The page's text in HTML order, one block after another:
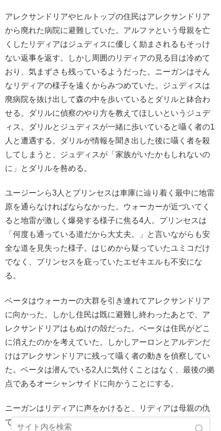
アレクサンドリアやヒルトップの住民はアレクサンドリア
から廃れた病院に避難していた。アルファという母親を亡
くしたリディアはジュディスに優しく励まされるもそっけ
ない返事を返す。しかし周囲のリディアの見る目は冷めて
おり、気まずさも残っているようだった。ニーガンはそん
なリディアの様子を遠くからみつめていた。ジュディスは
廃病院を抜け出して森の中を歩いているとダリルと鉢合わ
せる。ダリルに偵察のやり方を教えてほしいというジュデ
ィス。ダリルとジュディスが一緒に歩いていると囁く者の1
人と遭遇する。ダリルが情報を聞き出した後に囁く者を殺
してしまうと、ジュディスが「家族がいたかもしれないの
に」とダリルを咎める。
ユージーンら3人とプリンセスは車庫に辿り着く最中に地雷
原を通らなければならなかった。ウォーカーが近づいてく
ると地雷が激しく爆発する様子に焦る4人。プリンセスは
「何度も通っている道だから大丈夫。」と言いながらも安
全な道を見失った様子。はじめから疑っていたユミコだけ
でなく、プリンセスを庇っていたエゼキエルも不安にな
る。
ベータはウォーカーの大群を引き連れてアレクサンドリア
に向かった。しかし住民は既に避難し終わったあとで、ア
レクサンドリアはもぬけの殻だった。ベータは住民がどこ
に消えたのかを考えていた。しかしアーロンとアルデンだ
けはアレクサンドリアに残って囁く者の動きを偵察してい
た。ベータは潜んでいる2人に気付くことはなく、最後の拠
点であるオーシャンサイドに向かうことにする。
ニーガンはリディアに声をかけると、リディアは母親の仇
であるニーガンに冷たい態度をとる。これまでに溜め込ん